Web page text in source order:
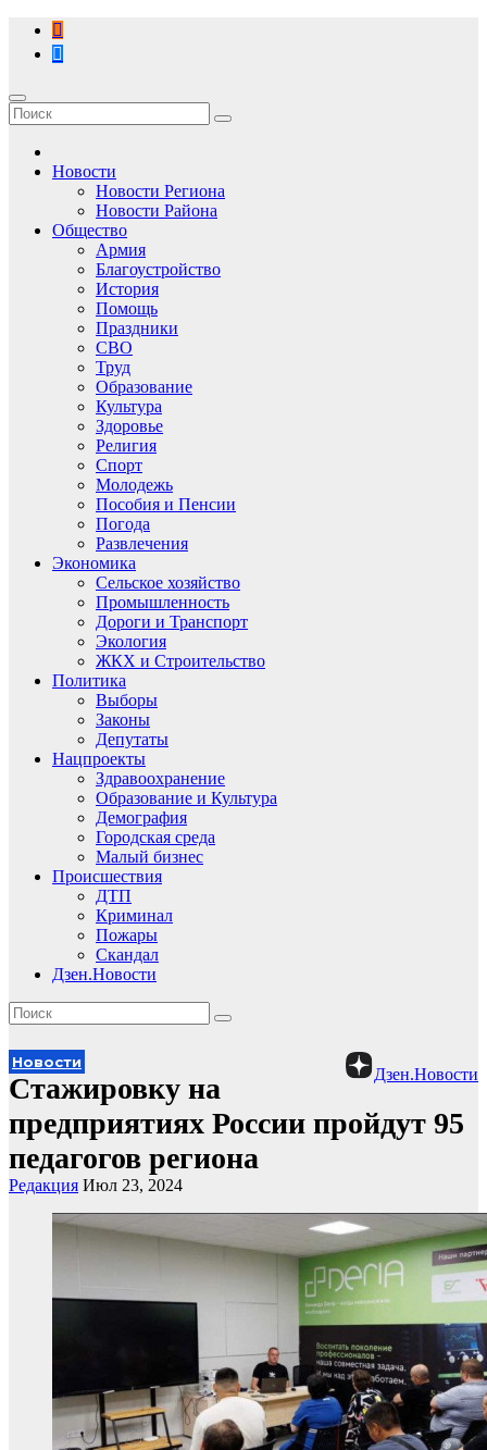
Перейти
содержимому
Новости
Новости Региона
Новости Района
Общество
Армия
Благоустройство
История
Помощь
Праздники
СВО
Труд
Образование
Культура
Здоровье
Религия
Спорт
Молодежь
Пособия и Пенсии
Погода
Развлечения
Экономика
Сельское хозяйство
Промышленность
Дороги и Транспорт
Экология
ЖКХ и Строительство
Политика
Выборы
Законы
Депутаты
Нацпроекты
Здравоохранение
Образование и Культура
Демография
Городская среда
Малый бизнес
Происшествия
ДТП
Криминал
Пожары
Скандал
Дзен.Новости
Дзен.Новости
Новости
Стажировку на
предприятиях России пройдут 95
педагогов региона
Редакция Июл 23, 2024